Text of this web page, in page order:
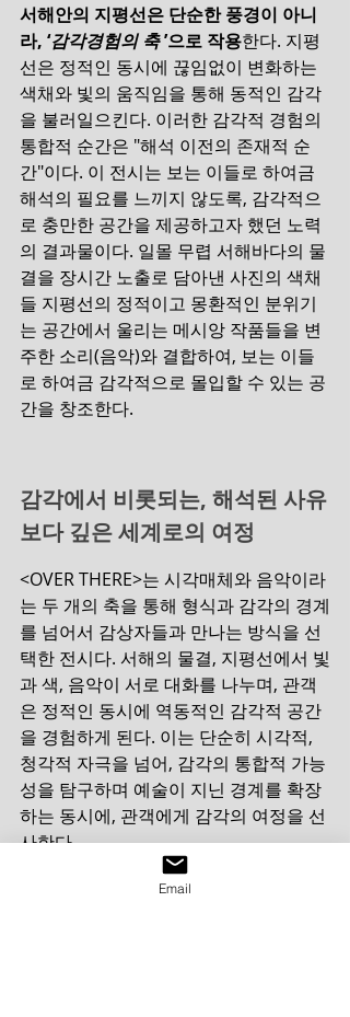
서해안의 지평선은 단순한 풍경이 아니
라, ‘감각경험의 축 ’으로 작용한다. 지평
선은 정적인 동시에 끊임없이 변화하는
색채와 빛의 움직임을 통해 동적인 감각
을 불러일으킨다. 이러한 감각적 경험의
통합적 순간은 "해석 이전의 존재적 순
간"이다. 이 전시는 보는 이들로 하여금
해석의 필요를 느끼지 않도록, 감각적으
로 충만한 공간을 제공하고자 했던 노력
의 결과물이다. 일몰 무렵 서해바다의 물
결을 장시간 노출로 담아낸 사진의 색채
들 지평선의 정적이고 몽환적인 분위기
는 공간에서 울리는 메시앙 작품들을 변
주한 소리(음악)와 결합하여, 보는 이들
로 하여금 감각적으로 몰입할 수 있는 공
간을 창조한다.
감각에서 비롯되는, 해석된 사유
보다 깊은 세계로의 여정
<OVER THERE>는 시각매체와 음악이라
는 두 개의 축을 통해 형식과 감각의 경계
를 넘어서 감상자들과 만나는 방식을 선
택한 전시다. 서해의 물결, 지평선에서 빛
과 색, 음악이 서로 대화를 나누며, 관객
은 정적인 동시에 역동적인 감각적 공간
을 경험하게 된다. 이는 단순히 시각적,
청각적 자극을 넘어, 감각의 통합적 가능
성을 탐구하며 예술이 지닌 경계를 확장
하는 동시에, 관객에게 감각의 여정을 선
사한다.
Email